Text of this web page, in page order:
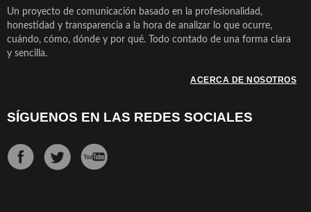
Un proyecto de comunicación basado en la profesionalidad,
honestidad y transparencia a la hora de analizar lo que ocurre,
cuándo, cómo, dónde y por qué. Todo contado de una forma clara
y sencilla.
ACERCA DE NOSOTROS
SÍGUENOS EN LAS REDES SOCIALES